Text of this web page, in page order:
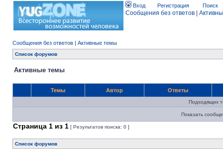
Вход Регистрация Поиск
Сообщения без ответов
Сообщения без ответов | Активные темы
Список форумов
Активные темы
Темы Автор Ответы
Подходящих
Показать
Страница 1 из 1 [ Результатов поиска: 0 ]
Список форумов